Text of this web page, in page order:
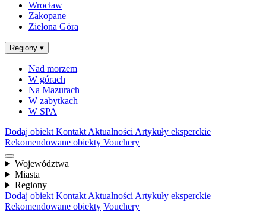
Wrocław
Zakopane
Zielona Góra
Regiony ▾
Nad morzem
W górach
Na Mazurach
W zabytkach
W SPA
Dodaj obiekt Kontakt Aktualności Artykuły eksperckie
Rekomendowane obiekty Vouchery
Województwa
Miasta
Regiony
Dodaj obiekt Kontakt Aktualności Artykuły eksperckie
Rekomendowane obiekty Vouchery